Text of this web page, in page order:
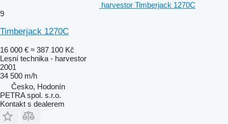
harvestor Timberjack 1270C
9
Timberjack 1270C
16 000 € ≈ 387 100 Kč
Lesní technika - harvestor
2001
34 500 m/h
Česko, Hodonín
PETRA spol. s.r.o.
Kontakt s dealerem